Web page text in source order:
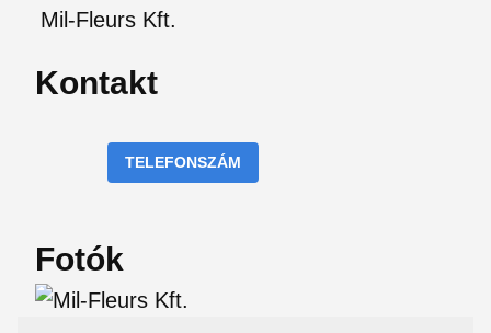
Mil-Fleurs Kft.
Kontakt
TELEFONSZÁM
Fotók